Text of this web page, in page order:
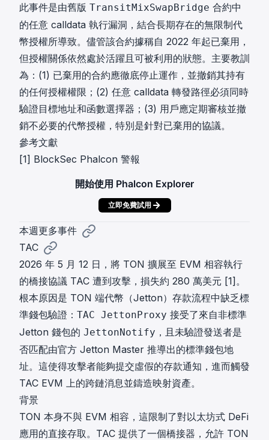
此事件是由舊版 TransitMixSwapBridge 合約中
的任意 calldata 執行漏洞，結合長期存在的無限制代
幣授權所導致。儘管該合約據稱自 2022 年起已棄用，
但授權關係依然處於活躍且可被利用的狀態。主要教訓
為：(1) 已棄用的合約應徹底停止運作，並撤銷其持有
的任何授權權限；(2) 任意 calldata 轉發路徑必須同時
驗證目標地址和函數選擇器；(3) 用戶應定期審核並撤
銷不必要的代幣授權，特別是針對已棄用的協議。
參考文獻
[1] BlockSec Phalcon 警報
開始使用 Phalcon Explorer
立即免費試用
本週更多事件
TAC
2026 年 5 月 12 日，將 TON 擴展至 EVM 相容執行
的橋接協議 TAC 遭到攻擊，損失約 280 萬美元 [1]。
根本原因是 TON 端代幣（Jetton）存款流程中缺乏標
準錢包驗證： TAC JettonProxy 接受了來自非標準
Jetton 錢包的 JettonNotify ，且未驗證發送者是
否匹配由官方 Jetton Master 推導出的標準錢包地
址。這使得攻擊者能夠提交虛假的存款通知，進而觸發
TAC EVM 上的跨鏈消息並鑄造映射資產。
背景
TON 本身不與 EVM 相容，這限制了對以太坊式 DeFi
應用的直接存取。TAC 提供了一個橋接器，允許 TON